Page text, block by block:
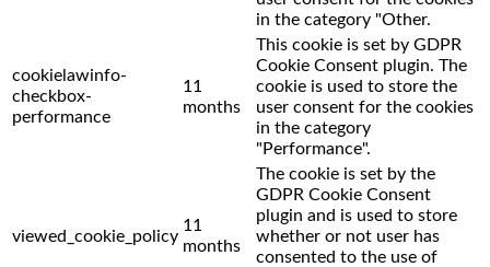
in the category "Other.
cookielawinfo-
checkbox-
performance
11
months
This cookie is set by GDPR
Cookie Consent plugin. The
cookie is used to store the
user consent for the cookies
in the category
"Performance".
viewed_cookie_policy
11
months
The cookie is set by the
GDPR Cookie Consent
plugin and is used to store
whether or not user has
consented to the use of